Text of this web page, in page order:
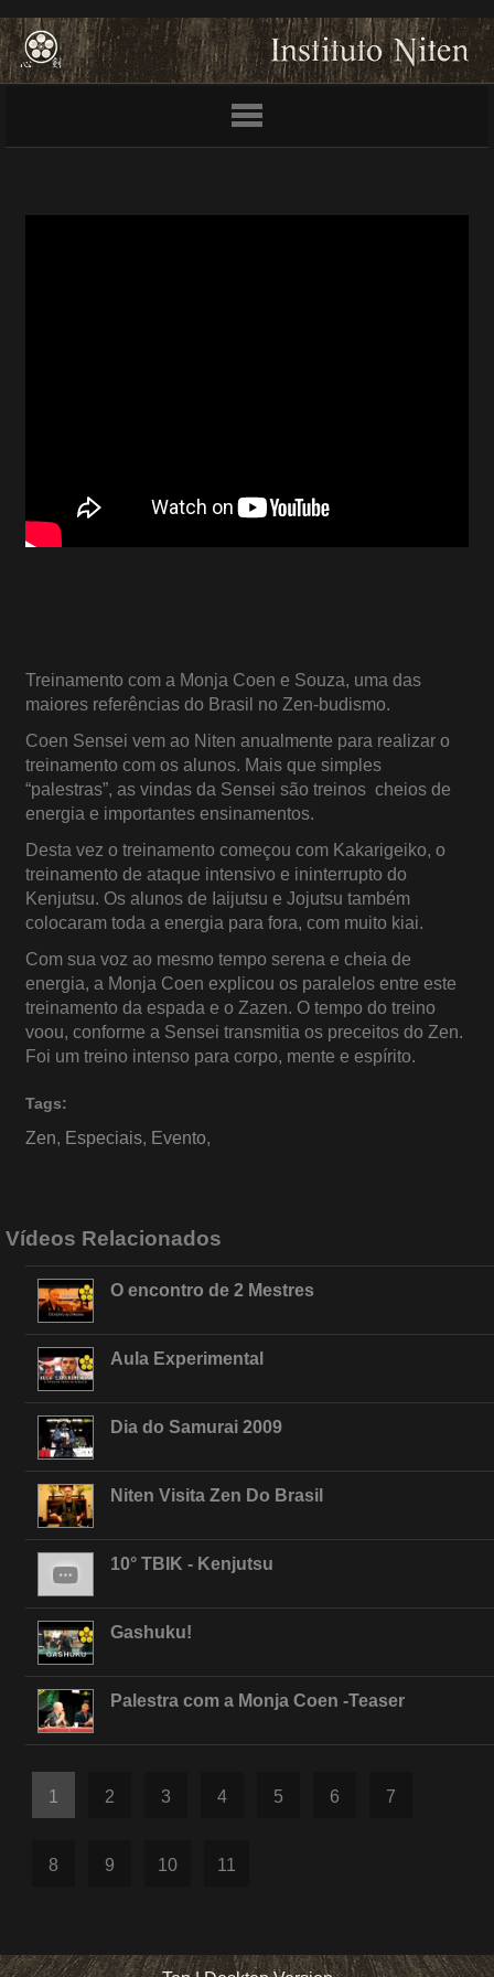
Treinamento com a Monja Coen e Souza, uma das
maiores referências do Brasil no Zen-budismo.
Coen Sensei vem ao Niten anualmente para realizar o
treinamento com os alunos. Mais que simples
“palestras”, as vindas da Sensei são treinos cheios de
energia e importantes ensinamentos.
Desta vez o treinamento começou com Kakarigeiko, o
treinamento de ataque intensivo e ininterrupto do
Kenjutsu. Os alunos de Iaijutsu e Jojutsu também
colocaram toda a energia para fora, com muito kiai.
Com sua voz ao mesmo tempo serena e cheia de
energia, a Monja Coen explicou os paralelos entre este
treinamento da espada e o Zazen. O tempo do treino
voou, conforme a Sensei transmitia os preceitos do Zen.
Foi um treino intenso para corpo, mente e espírito.
Tags:
Zen, Especiais, Evento,
Vídeos Relacionados
O encontro de 2 Mestres
Aula Experimental
Dia do Samurai 2009
Niten Visita Zen Do Brasil
10° TBIK - Kenjutsu
Gashuku!
Palestra com a Monja Coen -Teaser
1 2 3 4 5 6 7
8 9 10 11